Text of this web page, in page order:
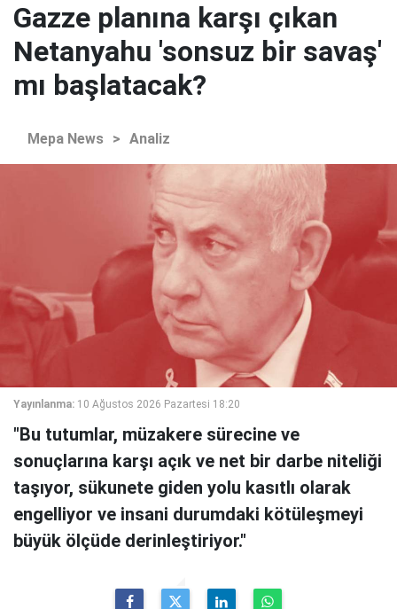
Gazze planına karşı çıkan
Netanyahu 'sonsuz bir savaş'
mı başlatacak?
Mepa News > Analiz
Yayınlanma: 10 Ağustos 2026 Pazartesi 18:20
"Bu tutumlar, müzakere sürecine ve
sonuçlarına karşı açık ve net bir darbe niteliği
taşıyor, sükunete giden yolu kasıtlı olarak
engelliyor ve insani durumdaki kötüleşmeyi
büyük ölçüde derinleştiriyor."